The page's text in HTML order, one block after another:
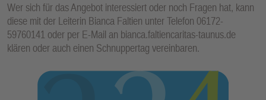
Wer sich für das Angebot interessiert oder noch Fragen hat, kann
diese mit der Leiterin Bianca Faltien unter Telefon 06172-
59760141 oder per E-Mail an bianca.faltiencaritas-taunus.de
klären oder auch einen Schnuppertag vereinbaren.